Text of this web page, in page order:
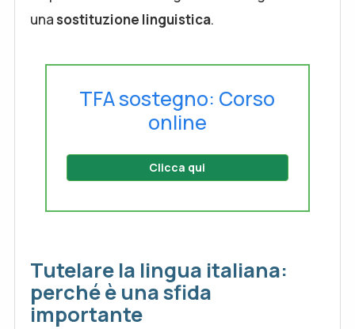
una sostituzione linguistica.
TFA sostegno: Corso
online
Clicca qui
Tutelare la lingua italiana:
perché è una sfida
importante